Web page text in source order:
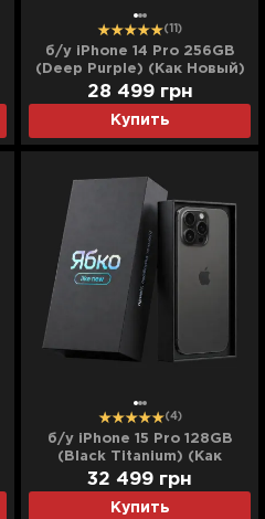
(11)
б/у iPhone 14 Pro 256GB
(Deep Purple) (Как Новый)
Купить
28 499 грн
(4)
б/у iPhone 15 Pro 128GB
(Black Titanium) (Как
Новый)
Купить
32 499 грн